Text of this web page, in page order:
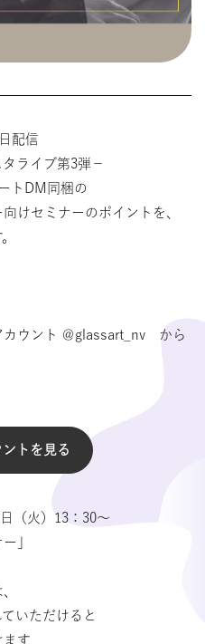
配信
ライブ第3弾－
トDM同梱の
けセミナーのポイントを、
カウント ＠glassart_nv から
トを見る
（火）13：30～
」
いただけると
ます